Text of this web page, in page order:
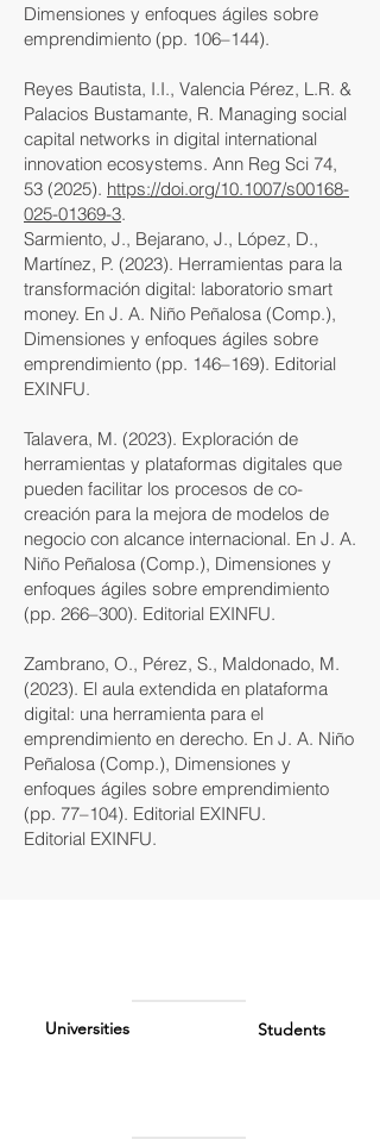
Dimensiones y enfoques ágiles sobre
emprendimiento (pp. 106–144).
Reyes Bautista, I.I., Valencia Pérez, L.R. &
Palacios Bustamante, R. Managing social
capital networks in digital international
innovation ecosystems. Ann Reg Sci 74,
53 (2025). https://doi.org/10.1007/s00168-
025-01369-3.
Sarmiento, J., Bejarano, J., López, D.,
Martínez, P. (2023). Herramientas para la
transformación digital: laboratorio smart
money. En J. A. Niño Peñalosa (Comp.),
Dimensiones y enfoques ágiles sobre
emprendimiento (pp. 146–169). Editorial
EXINFU.
Talavera, M. (2023). Exploración de
herramientas y plataformas digitales que
pueden facilitar los procesos de co-
creación para la mejora de modelos de
negocio con alcance internacional. En J. A.
Niño Peñalosa (Comp.), Dimensiones y
enfoques ágiles sobre emprendimiento
(pp. 266–300). Editorial EXINFU.
Zambrano, O., Pérez, S., Maldonado, M.
(2023). El aula extendida en plataforma
digital: una herramienta para el
emprendimiento en derecho. En J. A. Niño
Peñalosa (Comp.), Dimensiones y
enfoques ágiles sobre emprendimiento
(pp. 77–104). Editorial EXINFU.
Editorial EXINFU.
Universities Students